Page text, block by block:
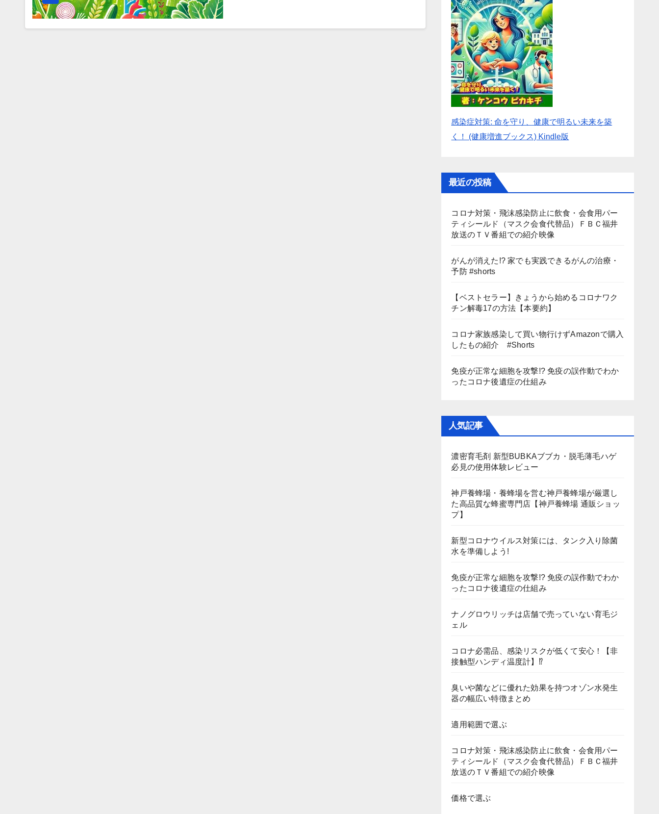
感染症対策: 命を守り、健康で明るい未来を築
く！ (健康増進ブックス) Kindle版
最近の投稿
コロナ対策・飛沫感染防止に飲食・会食用パー
ティシールド（マスク会食代替品）ＦＢＣ福井
放送のＴＶ番組での紹介映像
がんが消えた!? 家でも実践できるがんの治療・
予防 #shorts
【ベストセラー】きょうから始めるコロナワク
チン解毒17の方法【本要約】
コロナ家族感染して買い物行けずAmazonで購入
したもの紹介 #Shorts
免疫が正常な細胞を攻撃!? 免疫の誤作動でわか
ったコロナ後遺症の仕組み
人気記事
濃密育毛剤 新型BUBKAブブカ・脱毛薄毛ハゲ
必見の使用体験レビュー
神戸養蜂場・養蜂場を営む神戸養蜂場が厳選し
た高品質な蜂蜜専門店【神戸養蜂場 通販ショッ
プ】
新型コロナウイルス対策には、タンク入り除菌
水を準備しよう!
免疫が正常な細胞を攻撃!? 免疫の誤作動でわか
ったコロナ後遺症の仕組み
ナノグロウリッチは店舗で売っていない育毛ジ
ェル
コロナ必需品、感染リスクが低くて安心！【非
接触型ハンディ温度計】⁉
臭いや菌などに優れた効果を持つオゾン水発生
器の幅広い特徴まとめ
適用範囲で選ぶ
コロナ対策・飛沫感染防止に飲食・会食用パー
ティシールド（マスク会食代替品）ＦＢＣ福井
放送のＴＶ番組での紹介映像
価格で選ぶ